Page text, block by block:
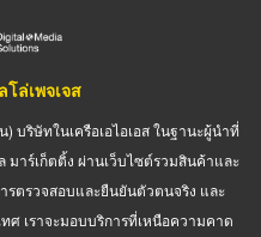
ล่เพจเจส
บริษัทในเครือเอไอเอส ในฐานะผู้นำที่
าร์เก็ตติ้ง ผ่านเว็บไซต์รวมสินค้าและ
รตรวจสอบและยืนยันตัวตนจริง และ
เราจะมอบบริการที่เหนือความคาด